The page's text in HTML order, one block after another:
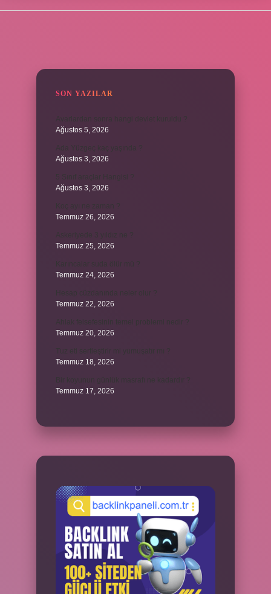
SON YAZILAR
Avarlardan sonra hangi devlet kuruldu ?
Ağustos 5, 2026
Ağustos 3, 2026
Ağustos 3, 2026
Temmuz 26, 2026
Temmuz 25, 2026
Temmuz 24, 2026
Temmuz 22, 2026
Temmuz 20, 2026
Temmuz 18, 2026
Temmuz 17, 2026